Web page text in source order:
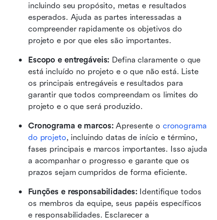
incluindo seu propósito, metas e resultados
esperados. Ajuda as partes interessadas a
compreender rapidamente os objetivos do
projeto e por que eles são importantes.
Escopo e entregáveis: Defina claramente o que
está incluído no projeto e o que não está. Liste
os principais entregáveis e resultados para
garantir que todos compreendam os limites do
projeto e o que será produzido.
Cronograma e marcos: Apresente o cronograma
do projeto, incluindo datas de início e término,
fases principais e marcos importantes. Isso ajuda
a acompanhar o progresso e garante que os
prazos sejam cumpridos de forma eficiente.
Funções e responsabilidades: Identifique todos
os membros da equipe, seus papéis específicos
e responsabilidades. Esclarecer a